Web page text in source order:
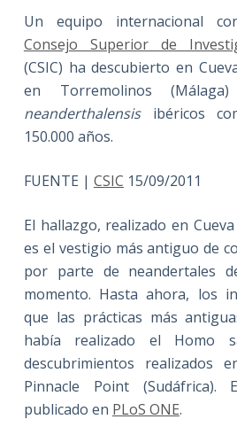
Un equipo internacional
Consejo Superior de
(CSIC) ha descubierto en
en Torremolinos
neanderthalensisibéricos
150.000 años.
FUENTE | CSIC 15/09/2011
El hallazgo, realizado en
es el vestigio más antiguo de
por parte de neandertales
momento. Hasta ahora, los
que las prácticas más
había realizado el Homo
descubrimientos realizados
Pinnacle Point (Sudáfrica).
publicado en PLoS ONE.